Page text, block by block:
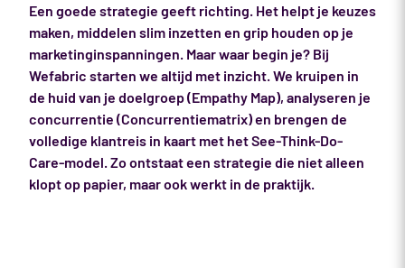
Een goede strategie geeft richting. Het helpt je keuzes
maken, middelen slim inzetten en grip houden op je
marketinginspanningen. Maar waar begin je? Bij
Wefabric starten we altijd met inzicht. We kruipen in
de huid van je doelgroep (Empathy Map), analyseren je
concurrentie (Concurrentiematrix) en brengen de
volledige klantreis in kaart met het See-Think-Do-
Care-model. Zo ontstaat een strategie die niet alleen
klopt op papier, maar ook werkt in de praktijk.